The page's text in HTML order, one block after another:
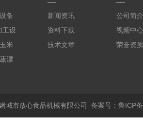
备
工设
米
漂
新闻资讯
资料下载
技术文章
公司简介
视频中心
荣誉资质
城市放心食品机械有限公司 备案号：鲁ICP